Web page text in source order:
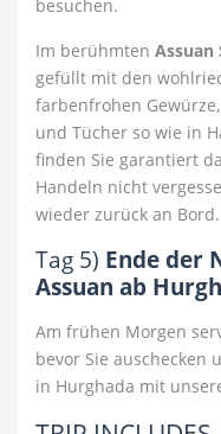
besuchen.
Im berühmten Assuan
gefüllt mit den
farbenfrohen
und Tücher so wie in
finden Sie garantiert
Handeln nicht
wieder zurück an Bord.
Tag 5) Ende der
Assuan ab
Am frühen Morgen
bevor Sie auschecken
in Hurghada mit